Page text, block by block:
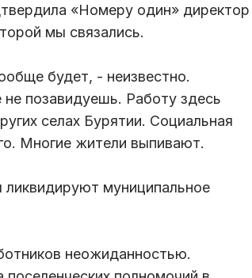
«Номеру один» директор
мы связались.
будет, - неизвестно.
позавидуешь. Работу здесь
селах Бурятии. Социальная
Многие жители выпивают.
ликвидируют муниципальное
неожиданностью.